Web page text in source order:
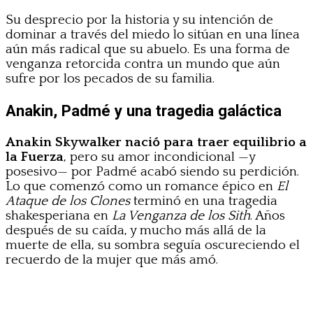
Su desprecio por la historia y su intención de
dominar a través del miedo lo sitúan en una línea
aún más radical que su abuelo. Es una forma de
venganza retorcida contra un mundo que aún
sufre por los pecados de su familia.
Anakin, Padmé y una tragedia galáctica
Anakin Skywalker nació para traer equilibrio a
la Fuerza, pero su amor incondicional —y
posesivo— por Padmé acabó siendo su perdición.
Lo que comenzó como un romance épico en El
Ataque de los Clonesterminó en una tragedia
shakesperiana en La Venganza de los Sith. Años
después de su caída, y mucho más allá de la
muerte de ella, su sombra seguía oscureciendo el
recuerdo de la mujer que más amó.